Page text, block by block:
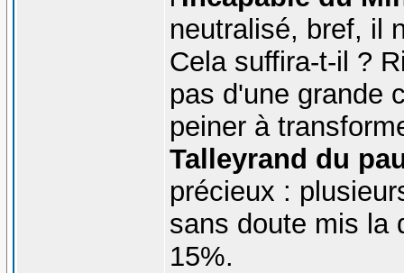
neutralisé, bref, il
Cela suffira-t-il ?
pas d'une grande
peiner à
Talleyrand du
précieux :
sans doute mis la
15%.